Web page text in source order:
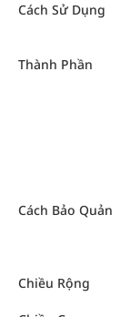
Cách Sử Dụng
Thành Phần
Cách Bảo Quản
Chiều Rộng